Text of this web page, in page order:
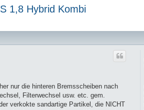
1,8 Hybrid Kombi
nur die hinteren Bremsscheiben nach
Filterwechsel usw. etc. gem.
verkokte sandartige Partikel, die NICHT